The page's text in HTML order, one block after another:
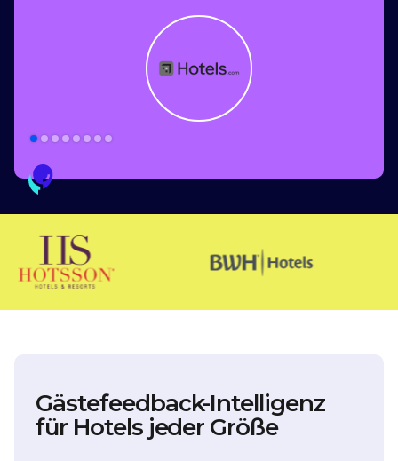
Gästefeedback-Intelligenz
für Hotels jeder Größe